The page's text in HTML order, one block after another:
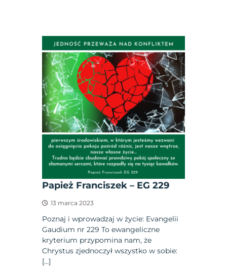
Papież Franciszek – EG 229
13 marca 2023
Poznaj i wprowadzaj w życie: Evangelii
Gaudium nr 229 To ewangeliczne
kryterium przypomina nam, że
Chrystus zjednoczył wszystko w sobie:
[…]